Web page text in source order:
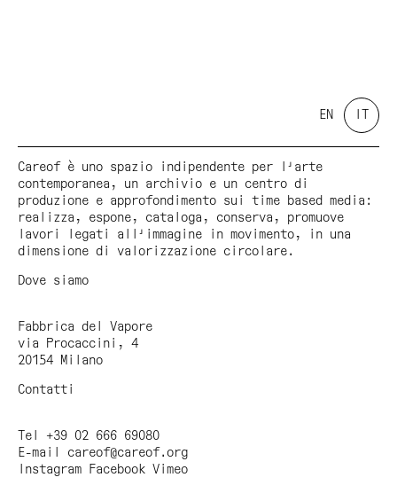
EN
Careof è uno spazio indipendente per l'arte
contemporanea, un archivio e un centro di
produzione e approfondimento sui time based media:
realizza, espone, cataloga, conserva, promuove
lavori legati all'immagine in movimento, in una
dimensione di valorizzazione circolare.
Dove siamo
Fabbrica del Vapore
via Procaccini, 4
20154 Milano
Contatti
Tel +39 02 666 69080
E-mail careof@careof.org
Instagram
Facebook Vimeo